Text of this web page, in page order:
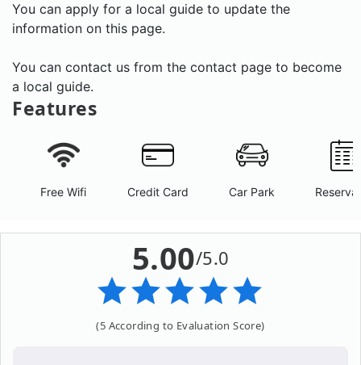
You can apply for a local guide to update the
information on this page.
You can contact us from the contact page to become
a local guide.
Features
Free Wifi Credit Card Car Park
5.00/5.0
(5 According to Evaluation Score)